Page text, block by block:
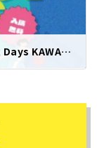
ブレイキンやスケート体験も！「Perfect Days KAWASAKI」開催＠カワサキ文化公園（3月22日）